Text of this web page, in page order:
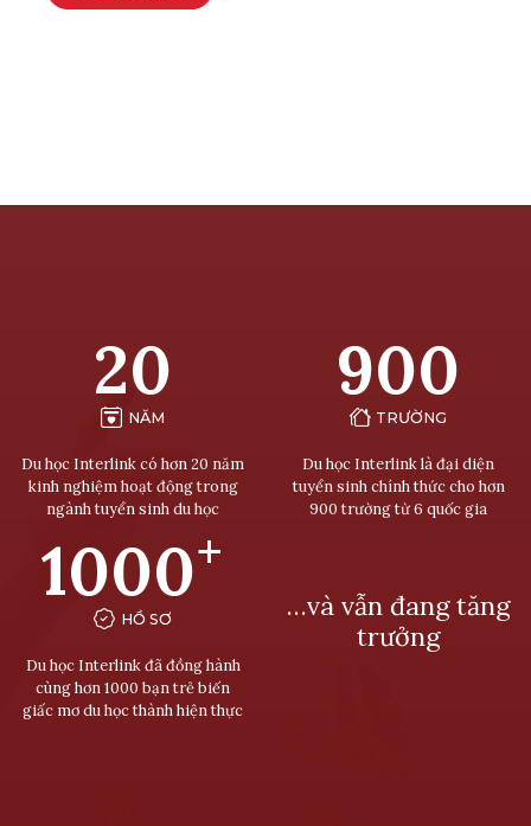
20
NĂM
Du học Interlink có hơn 20 năm
kinh nghiệm hoạt động trong
ngành tuyển sinh du học
900
TRƯỜNG
Du học Interlink là đại diện
tuyển sinh chính thức cho hơn
900 trường từ 6 quốc gia
1000+
HỒ SƠ
Du học Interlink đã đồng hành
cùng hơn 1000 bạn trẻ biến
giấc mơ du học thành hiện thực
…và vẫn đang tăng
trưởng